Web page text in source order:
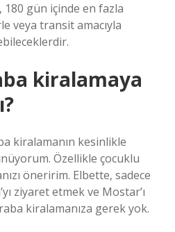
gün içinde en fazla
veya transit amacıyla
kiralamaya
kiralamanın kesinlikle
Özellikle çocuklu
öneririm. Elbette, sadece
ziyaret etmek ve Mostar’ı
kiralamanıza gerek yok.